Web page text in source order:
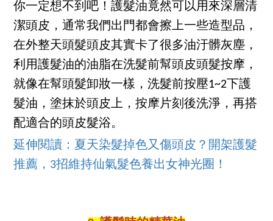
你一定想不到吧！護髮油竟然可以用來深層清
潔頭皮，通常我們出門都會擦上一些造型品，
在外整天頭髮頭皮其實卡了很多油汙髒灰塵，
利用護髮油的油脂在洗髮前幫頭皮頭髮按摩，
就像在幫頭髮卸妝一樣，洗髮前按壓1~2下護
髮油，塗抹於頭皮上，按摩片刻後洗淨，再搭
配適合的頭皮髮浴。
延伸閱讀：夏天染髮掉色又傷頭皮？開架護髮
推薦，3招維持仙氣髮色養出女神光圈！